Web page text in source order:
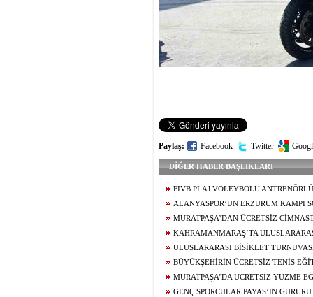
Paylaş: Facebook Twitter
DİĞER HABER BAŞLIKLARI
FIVB PLAJ VOLEYBOLU
ALANYA’DA BAŞLADI
ALANYASPOR’UN ERZURUM KAMPI
MURATPAŞA’DAN ÜCRETSİZ
KAHRAMANMARAŞ’TA
TURNUVASI BAŞLADI
ULUSLARARASI BİSİKLET
BAŞLIYOR
BÜYÜKŞEHİRİN ÜCRETSİZ TENİS
DÖNEM BAŞLIYOR
MURATPAŞA’DA ÜCRETSİZ YÜZME
İLGİ GÖRÜYOR
GENÇ SPORCULAR PAYAS’IN